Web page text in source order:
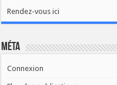
Rendez-vous ici
Méta
Connexion